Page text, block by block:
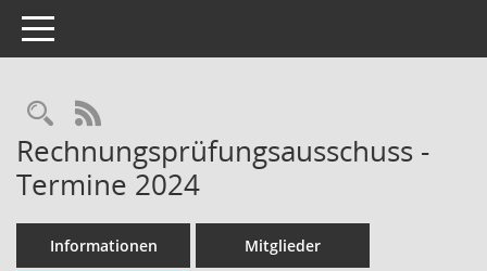
Toggle navigation
Rechercheauswahl
RSS-Feed
Rechnungsprüfungsausschuss -
Termine 2024
Informationen Mitglieder